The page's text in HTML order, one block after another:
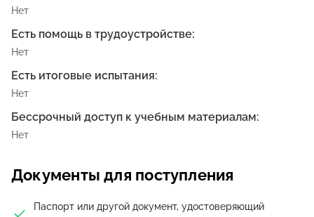
Нет
Есть помощь в трудоустройстве:
Нет
Есть итоговые испытания:
Нет
Бессрочный доступ к учебным материалам:
Нет
Документы для поступления
Паспорт или другой документ, удостоверяющий